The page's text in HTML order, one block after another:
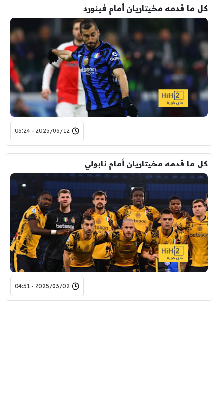
كل ما قدمه مخيتاريان أمام فينورد
2025/03/12 - 03:24
كل ما قدمه مخيتاريان أمام نابولي
2025/03/02 - 04:51